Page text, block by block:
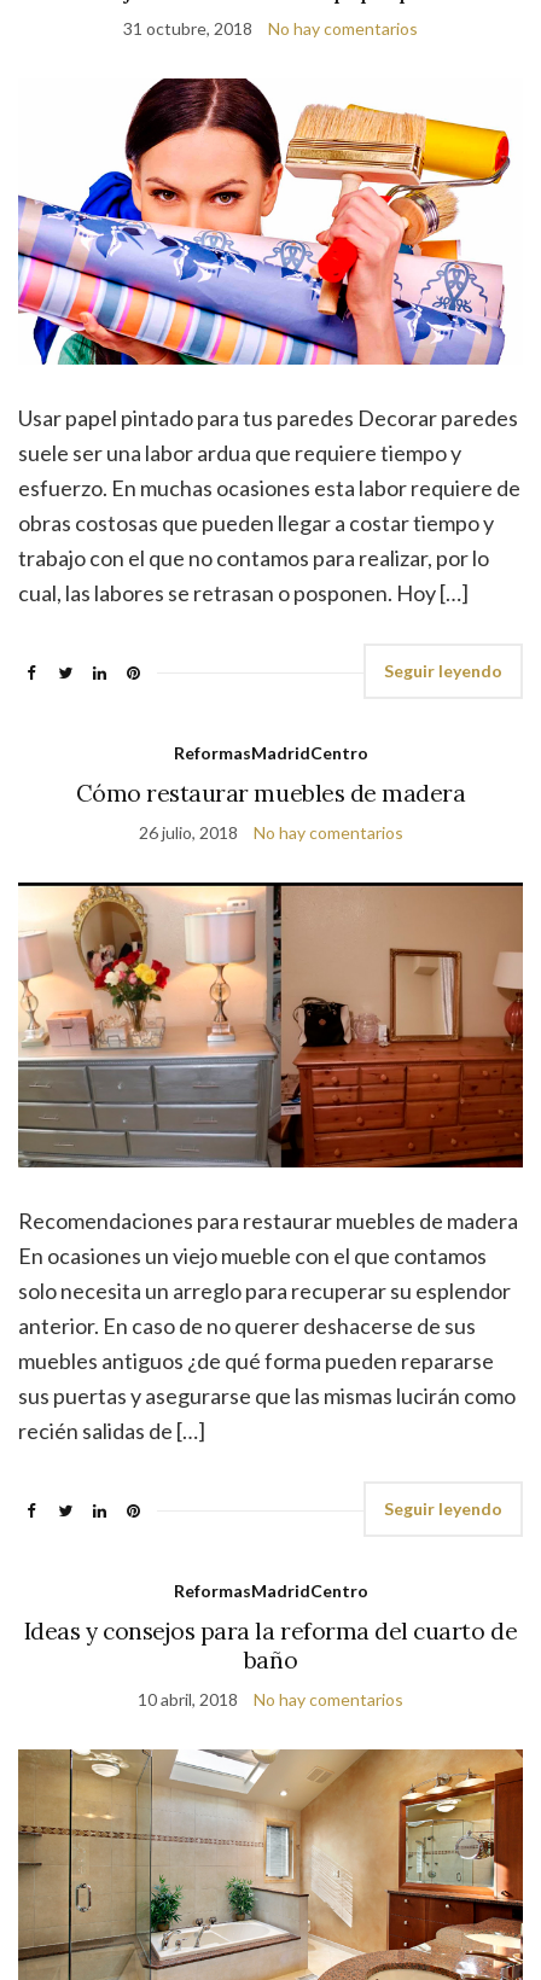
31 octubre, 2018 No hay comentarios
Usar papel pintado para tus paredes Decorar paredes
suele ser una labor ardua que requiere tiempo y
esfuerzo. En muchas ocasiones esta labor requiere de
obras costosas que pueden llegar a costar tiempo y
trabajo con el que no contamos para realizar, por lo
cual, las labores se retrasan o posponen. Hoy […]
Seguir leyendo
ReformasMadridCentro
Cómo restaurar muebles de madera
26 julio, 2018 No hay comentarios
Recomendaciones para restaurar muebles de madera
En ocasiones un viejo mueble con el que contamos
solo necesita un arreglo para recuperar su esplendor
anterior. En caso de no querer deshacerse de sus
muebles antiguos ¿de qué forma pueden repararse
sus puertas y asegurarse que las mismas lucirán como
recién salidas de […]
Seguir leyendo
ReformasMadridCentro
Ideas y consejos para la reforma del cuarto de
baño
10 abril, 2018 No hay comentarios